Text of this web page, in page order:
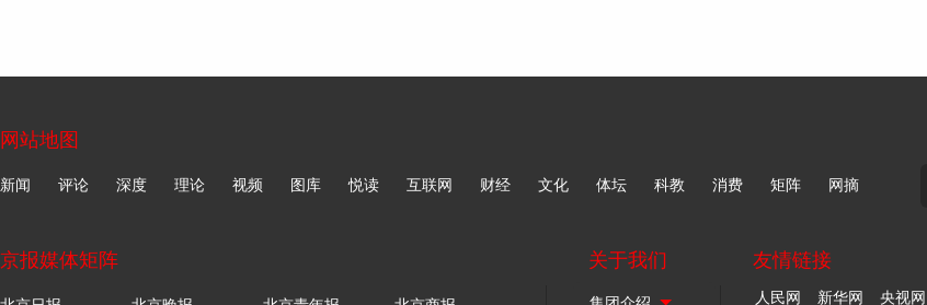
网站地图
新闻 评论 深度 理论 视频 图库 悦读 互联网 财经 文化 体坛 科教 消费 矩阵 网摘
京报媒体矩阵 关于我们 友情链接
人民网 新华网 央视网